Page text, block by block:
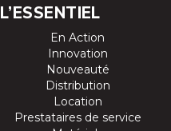
L’ESSENTIEL
En Action
Innovation
Nouveauté
Distribution
Location
Prestataires de service